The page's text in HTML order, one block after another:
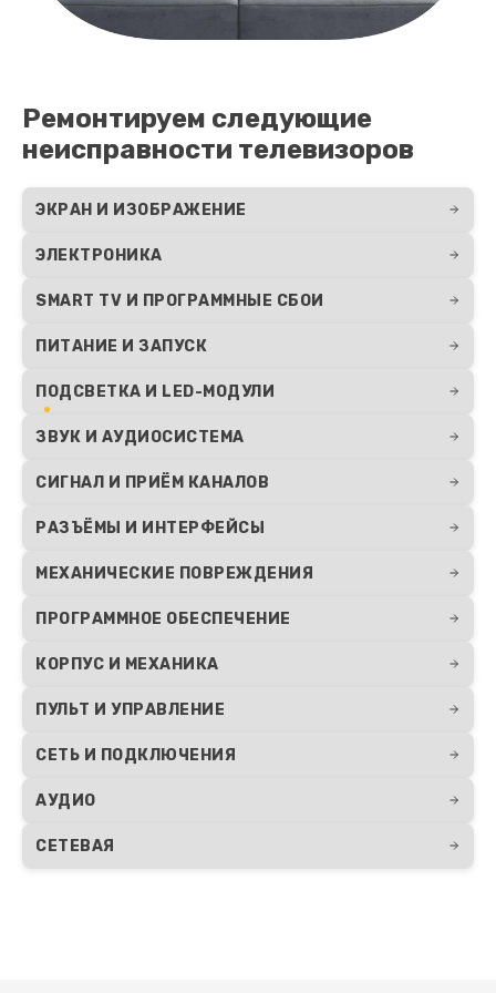
1300 руб.
Замена корпуса
Заказать
Ремонт цепи питания
1800 руб.
Заказать
Ремонтируем следующие
неисправности телевизоров
ЭКРАН И ИЗОБРАЖЕНИЕ
ЭЛЕКТРОНИКА
SMART TV И ПРОГРАММНЫЕ СБОИ
ПИТАНИЕ И ЗАПУСК
ПОДСВЕТКА И LED-МОДУЛИ
ЗВУК И АУДИОСИСТЕМА
СИГНАЛ И ПРИЁМ КАНАЛОВ
РАЗЪЁМЫ И ИНТЕРФЕЙСЫ
МЕХАНИЧЕСКИЕ ПОВРЕЖДЕНИЯ
ПРОГРАММНОЕ ОБЕСПЕЧЕНИЕ
КОРПУС И МЕХАНИКА
ПУЛЬТ И УПРАВЛЕНИЕ
СЕТЬ И ПОДКЛЮЧЕНИЯ
АУДИО
СЕТЕВАЯ